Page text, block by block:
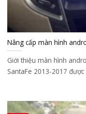
Nâng cấp màn hình
Giới thiệu màn hình
SantaFe 2013-2017 được